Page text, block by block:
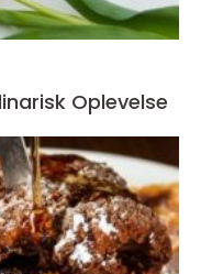
Oplevelse